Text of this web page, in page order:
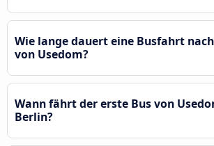
Wie lange dauert eine Busfahrt
von Usedom?
Wann fährt der erste Bus von
Berlin?